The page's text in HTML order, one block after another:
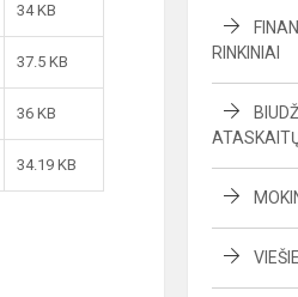
34 KB
37.5 KB
36 KB
34.19 KB
RINKINIAI